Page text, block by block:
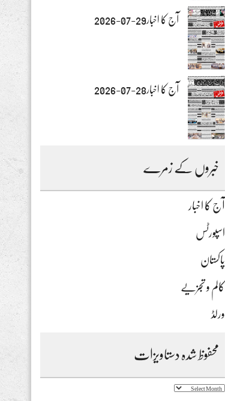
آج کا اخبار29-07-2026
آج کا اخبار28-07-2026
خبروں کے زمرے
آج کا اخبار
اسپورٹس
پاکستان
کالم و تجزیے
ورلڈ
محفوظ شدہ دستاویزات
محفوظ